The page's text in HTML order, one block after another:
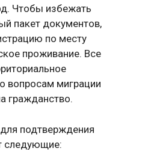
Чтобы избежать
пакет документов,
по месту
проживание. Все
вопросам миграции
гражданство.
подтверждения
следующие: